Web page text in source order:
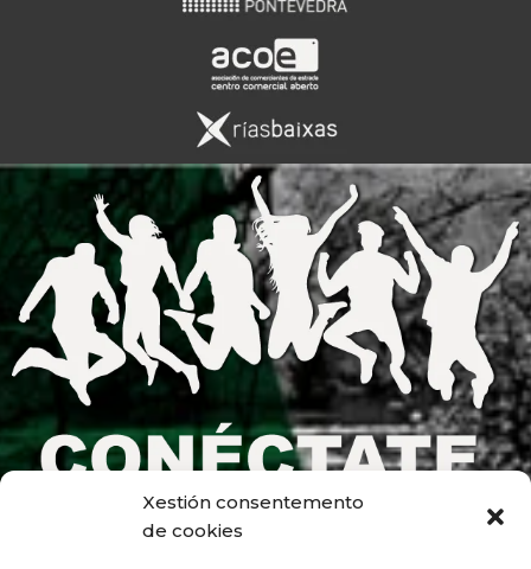
Xestión consentemento
de cookies